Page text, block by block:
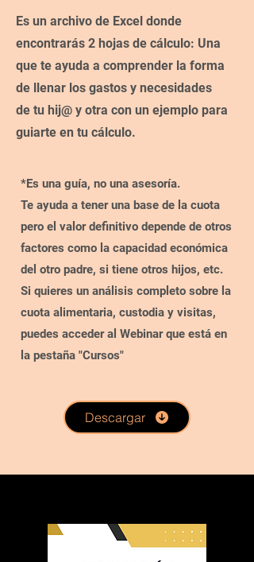
Es un archivo de Excel donde
encontrarás 2 hojas de cálculo: Una
que te ayuda a comprender la forma
de llenar los gastos y necesidades
de tu hij@ y otra con un ejemplo para
guiarte en tu cálculo.
*Es una guía, no una asesoría.
Te ayuda a tener una base de la cuota
pero el valor definitivo depende de otros
factores como la capacidad económica
del otro padre, si tiene otros hijos, etc.
Si quieres un análisis completo sobre la
cuota alimentaria, custodia y visitas,
puedes acceder al Webinar que está en
la pestaña "Cursos"
Descargar